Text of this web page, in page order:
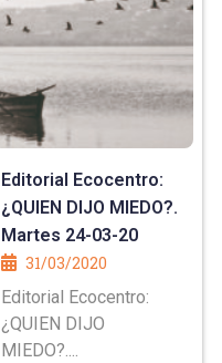
Editorial Ecocentro:
¿QUIEN DIJO MIEDO?.
Martes 24-03-20
31/03/2020
Editorial Ecocentro:
¿QUIEN DIJO
MIEDO?....